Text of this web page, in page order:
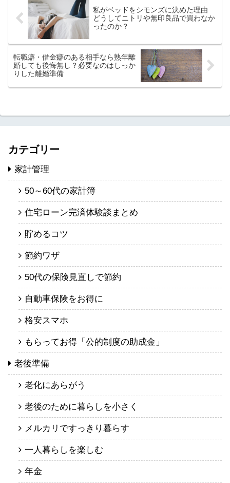
私がベッドをシモンズに決めた理由
どうしてニトリや無印良品で買わなか
ったのか？
転職癖・借金癖のある相手なら熟年離
婚しても後悔無し？必要なのはしっか
りした離婚準備
カテゴリー
家計管理
50～60代の家計簿
住宅ローン完済体験談まとめ
貯めるコツ
節約ワザ
50代の保険見直しで節約
自動車保険をお得に
格安スマホ
もらってお得「公的制度の助成金」
老後準備
老化にあらがう
老後のために暮らしを小さく
メルカリですっきり暮らす
一人暮らしを楽しむ
年金